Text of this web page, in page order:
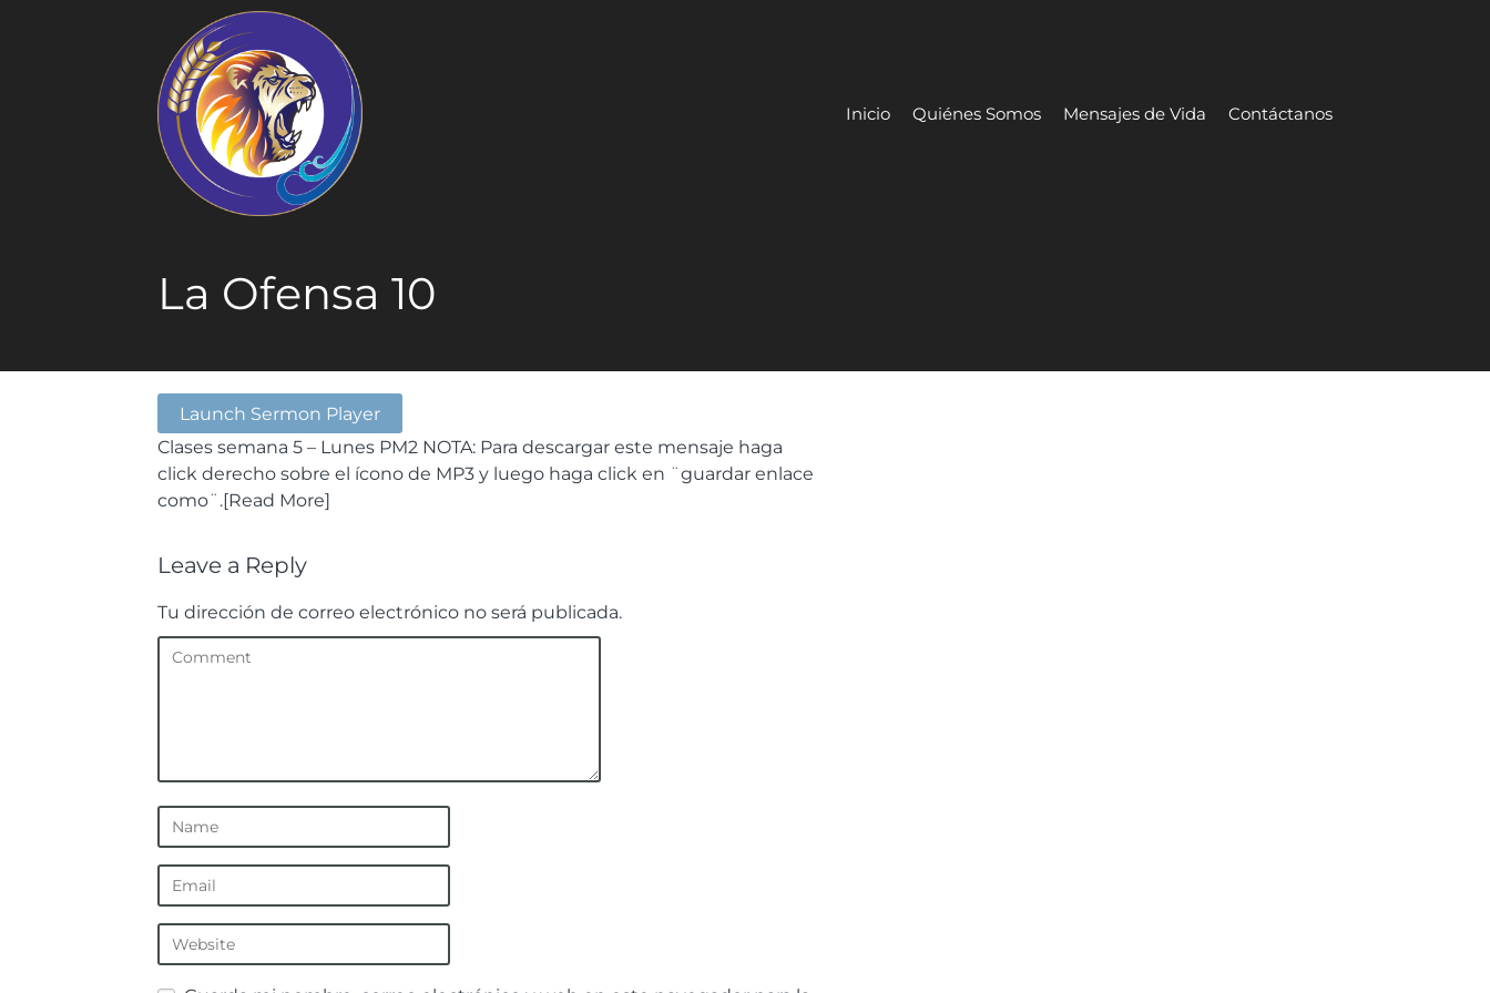
Inicio Quiénes Somos Mensajes de Vida Contáctanos
La Ofensa 10
Launch Sermon Player
Clases semana 5 – Lunes PM2 NOTA: Para descargar este mensaje haga
click derecho sobre el ícono de MP3 y luego haga click en ¨guardar enlace
como¨.[Read More]
Leave a Reply
Tu dirección de correo electrónico no será publicada.